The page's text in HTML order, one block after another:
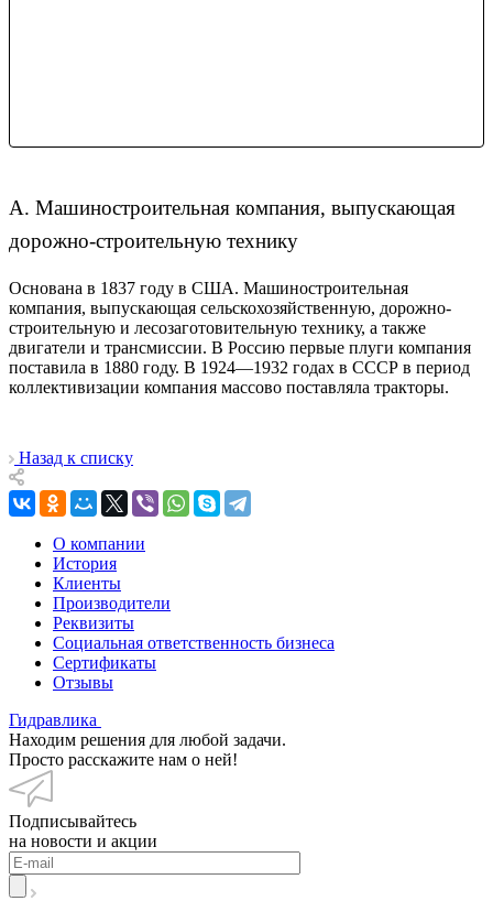
А. Машиностроительная компания, выпускающая
дорожно-строительную технику
Основана в 1837 году в США. Машиностроительная
компания, выпускающая сельскохозяйственную, дорожно-
строительную и лесозаготовительную технику, а также
двигатели и трансмиссии. В Россию первые плуги компания
поставила в 1880 году. В 1924—1932 годах в СССР в период
коллективизации компания массово поставляла тракторы.
Назад к списку
О компании
История
Клиенты
Производители
Реквизиты
Социальная ответственность бизнеса
Сертификаты
Отзывы
Гидравлика
Находим решения для любой задачи.
Просто расскажите нам о ней!
Подписывайтесь
на новости и акции